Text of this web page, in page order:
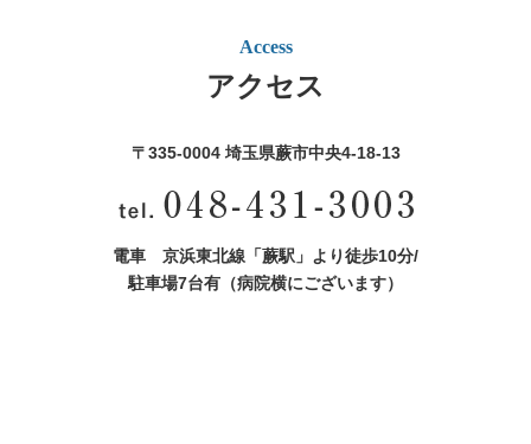
Access
アクセス
〒335-0004 埼玉県蕨市中央4‐18‐13
電車 京浜東北線「蕨駅」より徒歩10分/
駐車場7台有（病院横にございます）